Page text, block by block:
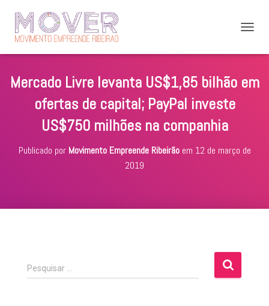
R
V
Ã
Mercado Livre levanta US$1,85 bilhão em
ofertas de capital; PayPal investe
US$750 milhões na companhia
Publicado por Movimento Empreende Ribeirãoem 12 de março de
2019
P
e
Pesquisar …